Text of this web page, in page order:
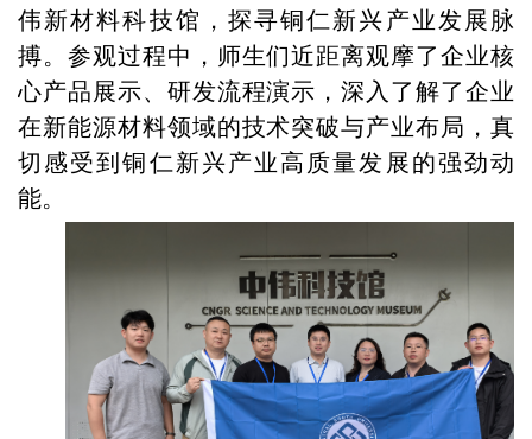
伟新材料科技馆 ，探寻铜仁新兴产业发展脉
搏。参观过程中，师生们近距离观摩了企业核
心产品展示、研发流程演示，深入了解了企业
在新能源材料领域的技术突破与产业布局，真
切感受到铜仁新兴产业高质量发展的强劲动
能。